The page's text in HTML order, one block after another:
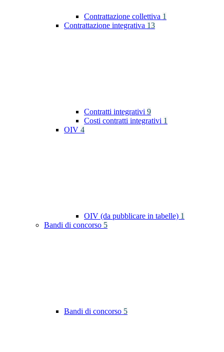
Contrattazione collettiva 1
Contrattazione integrativa 13
Contratti integrativi 9
Costi contratti integrativi 1
OIV 4
OIV (da pubblicare in tabelle) 1
Bandi di concorso 5
Bandi di concorso 5